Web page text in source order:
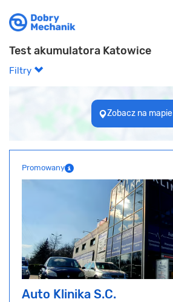
Test akumulatora Katowice
Filtry
Zobacz na mapie
Promowany
Auto Klinika S.C.